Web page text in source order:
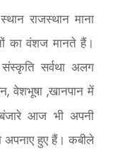
राजस्थान माना
का वंशज मानते हैं।
संस्कृति सर्वथा अलग
,वेशभूषा,खानपान में
आज भी अपनी
अपनाए हुए हैं। कबीले